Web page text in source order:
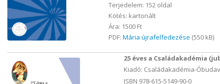
Terjedelem: 152 oldal
Kötés: kartonált
Ára: 1500 Ft
PDF: Mária újrafelfedezése (550 kB)
25 éves a Családakadémia
Kiadó: Családakadémia-
ISBN 978-615-5149-90-0